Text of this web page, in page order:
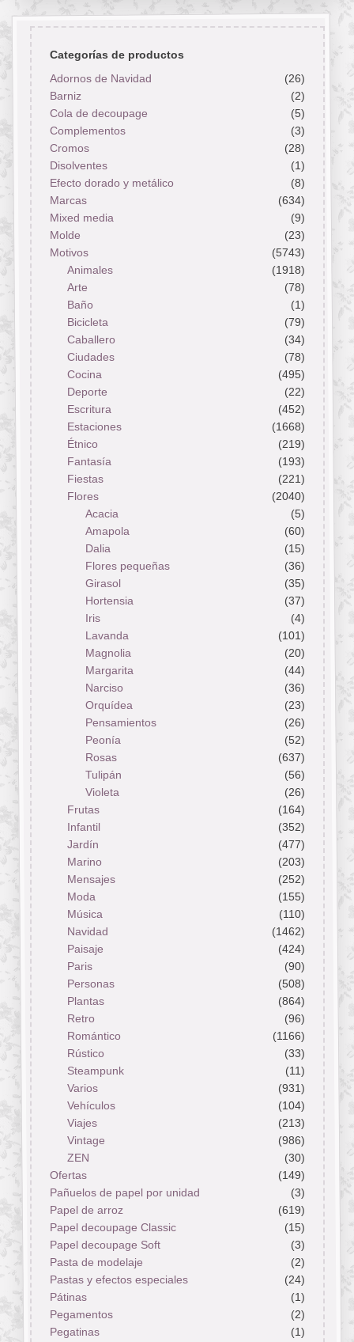
Categorías de productos
Adornos de Navidad
(26)
Barniz
(2)
Cola de decoupage
(5)
Complementos
(3)
Cromos
(28)
Disolventes
(1)
Efecto dorado y metálico
(8)
Marcas
(634)
Mixed media
(9)
Molde
(23)
Motivos
(5743)
Animales
(1918)
Arte
(78)
Baño
(1)
Bicicleta
(79)
Caballero
(34)
Ciudades
(78)
Cocina
(495)
Deporte
(22)
Escritura
(452)
Estaciones
(1668)
Étnico
(219)
Fantasía
(193)
Fiestas
(221)
Flores
(2040)
Acacia
(5)
Amapola
(60)
Dalia
(15)
Flores pequeñas
(36)
Girasol
(35)
Hortensia
(37)
Iris
(4)
Lavanda
(101)
Magnolia
(20)
Margarita
(44)
Narciso
(36)
Orquídea
(23)
Pensamientos
(26)
Peonía
(52)
Rosas
(637)
Tulipán
(56)
Violeta
(26)
Frutas
(164)
Infantil
(352)
Jardín
(477)
Marino
(203)
Mensajes
(252)
Moda
(155)
Música
(110)
Navidad
(1462)
Paisaje
(424)
Paris
(90)
Personas
(508)
Plantas
(864)
Retro
(96)
Romántico
(1166)
Rústico
(33)
Steampunk
(11)
Varios
(931)
Vehículos
(104)
Viajes
(213)
Vintage
(986)
ZEN
(30)
Ofertas
(149)
Pañuelos de papel por unidad
(3)
Papel de arroz
(619)
Papel decoupage Classic
(15)
Papel decoupage Soft
(3)
Pasta de modelaje
(2)
Pastas y efectos especiales
(24)
Pátinas
(1)
Pegamentos
(2)
Pegatinas
(1)